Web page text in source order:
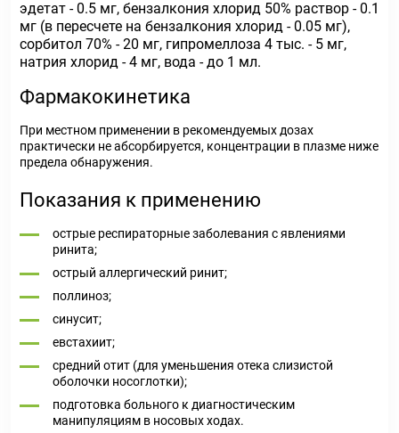
эдетат - 0.5 мг, бензалкония хлорид 50% раствор - 0.1
мг (в пересчете на бензалкония хлорид - 0.05 мг),
сорбитол 70% - 20 мг, гипромеллоза 4 тыс. - 5 мг,
натрия хлорид - 4 мг, вода - до 1 мл.
Фармакокинетика
При местном применении в рекомендуемых дозах
практически не абсорбируется, концентрации в плазме ниже
предела обнаружения.
Показания к применению
острые респираторные заболевания с явлениями
ринита;
острый аллергический ринит;
поллиноз;
синусит;
евстахиит;
средний отит (для уменьшения отека слизистой
оболочки носоглотки);
подготовка больного к диагностическим
манипуляциям в носовых ходах.